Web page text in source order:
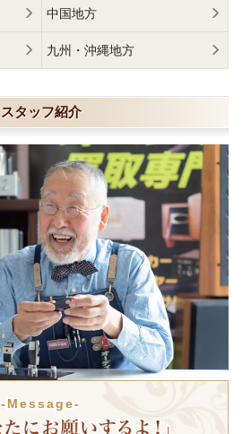
中国地方
九州・沖縄地方
スタッフ紹介
-Message-